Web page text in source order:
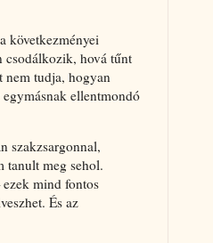
következményei
hová tűnt
nem tudja, hogyan
ellentmondó
szakzsargonnal,
tanult meg sehol.
mind fontos
És az